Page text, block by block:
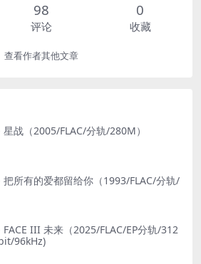
98
评论
0
收藏
查看作者其他文章
战（2005/FLAC/分轨/280M）
把所有的爱都留给你（1993/FLAC/分轨/
III 未来（2025/FLAC/EP分轨/312
96kHz)